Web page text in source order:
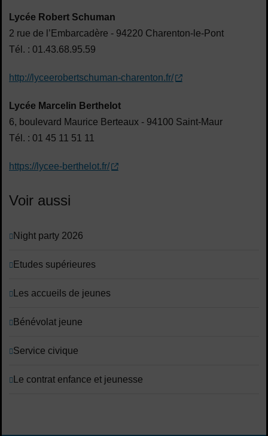
Lycée Robert Schuman
2 rue de l’Embarcadère - 94220 Charenton-le-Pont
Tél. : 01.43.68.95.59
http://lyceerobertschuman-charenton.fr/
Lycée Marcelin Berthelot
6, boulevard Maurice Berteaux - 94100 Saint-Maur
Tél. : 01 45 11 51 11
https://lycee-berthelot.fr/
Voir aussi
Night party 2026
Etudes supérieures
Les accueils de jeunes
Bénévolat jeune
Service civique
Le contrat enfance et jeunesse